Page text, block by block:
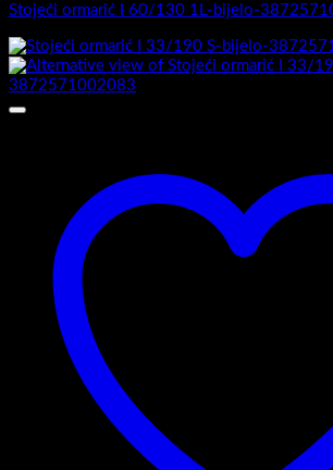
Stojeći ormarić I 60/130 1L-bijelo-